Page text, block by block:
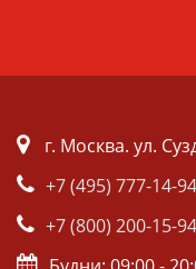
г. Москва. ул.
+7 (495) 777-14-94
+7 (800) 200-15-94